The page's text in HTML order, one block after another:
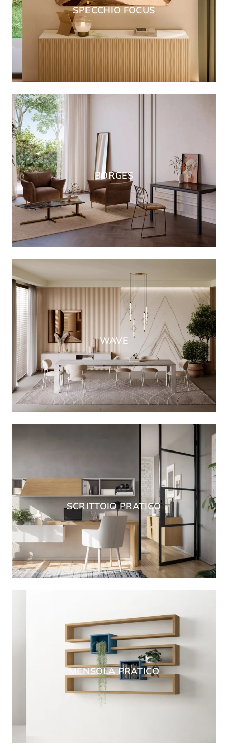
SPECCHIO FOCUS
BORGES
WAVE
SCRITTOIO PRATICO
MENSOLA PRATICO